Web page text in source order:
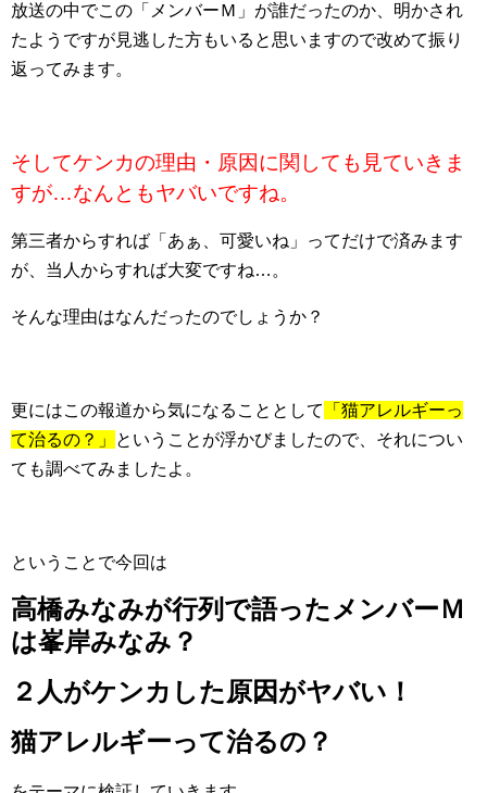
放送の中でこの「メンバーＭ」が誰だったのか、明かされ
たようですが見逃した方もいると思いますので改めて振り
返ってみます。
そしてケンカの理由・原因に関しても見ていきま
すが…なんともヤバいですね。
第三者からすれば「あぁ、可愛いね」ってだけで済みます
が、当人からすれば大変ですね…。
そんな理由はなんだったのでしょうか？
更にはこの報道から気になることとして
「猫アレルギーっ
て治るの？」
ということが浮かびましたので、それについ
ても調べてみましたよ。
ということで今回は
高橋みなみが行列で語ったメンバーＭ
は峯岸みなみ？
２人がケンカした原因がヤバい！
猫アレルギーって治るの？